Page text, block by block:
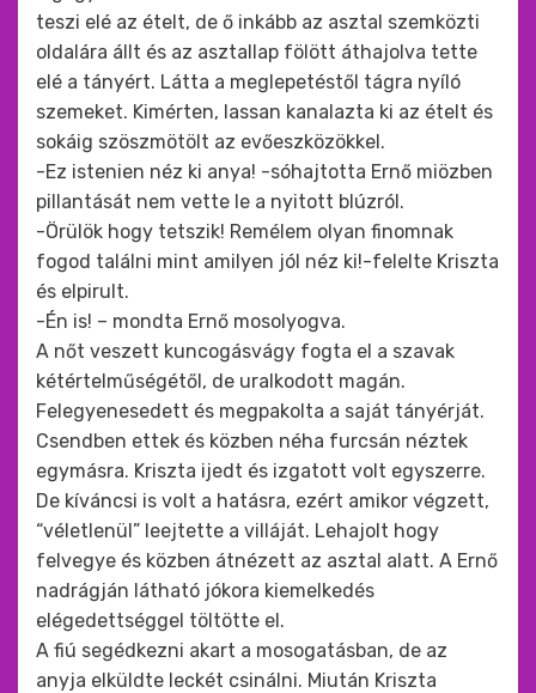
teszi elé az ételt, de ő inkább az asztal szemközti
oldalára állt és az asztallap fölött áthajolva tette
elé a tányért. Látta a meglepetéstől tágra nyíló
szemeket. Kimérten, lassan kanalazta ki az ételt és
sokáig szöszmötölt az evőeszközökkel.
-Ez istenien néz ki anya! -sóhajtotta Ernő miözben
pillantását nem vette le a nyitott blúzról.
-Örülök hogy tetszik! Remélem olyan finomnak
fogod találni mint amilyen jól néz ki!-felelte Kriszta
és elpirult.
-Én is! – mondta Ernő mosolyogva.
A nőt veszett kuncogásvágy fogta el a szavak
kétértelműségétől, de uralkodott magán.
Felegyenesedett és megpakolta a saját tányérját.
Csendben ettek és közben néha furcsán néztek
egymásra. Kriszta ijedt és izgatott volt egyszerre.
De kíváncsi is volt a hatásra, ezért amikor végzett,
“véletlenül” leejtette a villáját. Lehajolt hogy
felvegye és közben átnézett az asztal alatt. A Ernő
nadrágján látható jókora kiemelkedés
elégedettséggel töltötte el.
A fiú segédkezni akart a mosogatásban, de az
anyja elküldte leckét csinálni. Miután Kriszta